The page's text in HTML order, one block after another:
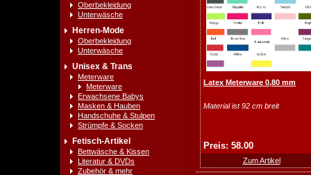
Oberbekleidung
Unterwäsche
Herren-Mode
Oberbekleidung
Unterwäsche
Unisex & Trans
Meterware
Meterware
Erwachsene Babys
Masken & Hauben
Handschuhe & Stulpen
Strümpfe & Socken
Fetisch-Artikel
Bettwäsche & Kissen
Literatur & DVDs
Zubehör & mehr
Latex Meterware 0,80 mm
Material ist 92 cm breit
Preis: 58.00
Zum Artikel